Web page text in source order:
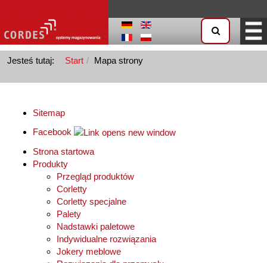
Jesteś tutaj: Start Mapa strony
Sitemap
Facebook
Strona startowa
Produkty
Przegląd produktów
Corletty
Corletty specjalne
Palety
Nadstawki paletowe
Indywidualne rozwiązania
Jokery meblowe